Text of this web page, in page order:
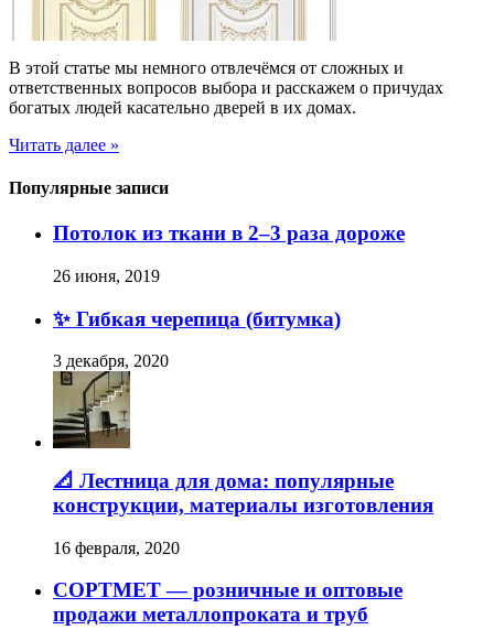
В этой статье мы немного отвлечёмся от сложных и
ответственных вопросов выбора и расскажем о причудах
богатых людей касательно дверей в их домах.
Читать далее »
Популярные записи
Потолок из ткани в 2–3 раза дороже
26 июня, 2019
✨ Гибкая черепица (битумка)
3 декабря, 2020
📐 Лестница для дома: популярные
конструкции, материалы изготовления
16 февраля, 2020
СОРТМЕТ — розничные и оптовые
продажи металлопроката и труб